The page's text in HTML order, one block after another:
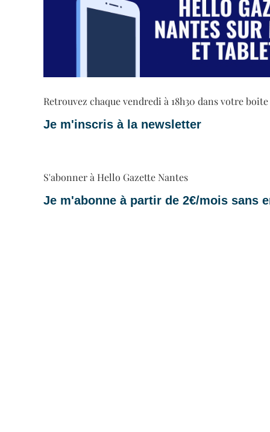
Retrouvez chaque vendredi à 18h30 dans votre
Je m'inscris à la newsletter
S'abonner à Hello Gazette Nantes
Je m'abonne à partir de 2€/mois sans